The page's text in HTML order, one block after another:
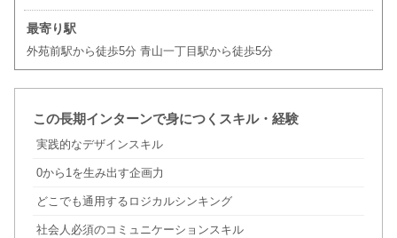
最寄り駅
外苑前駅から徒歩5分 青山一丁目駅から徒歩5分
この長期インターンで身につくスキル・経験
実践的なデザインスキル
0から1を生み出す企画力
どこでも通用するロジカルシンキング
社会人必須のコミュニケーションスキル